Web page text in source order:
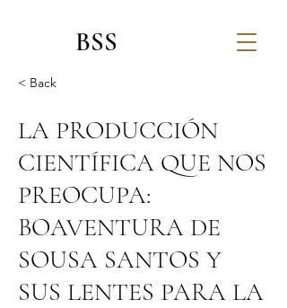
BSS
< Back
LA PRODUCCIÓN
CIENTÍFICA QUE NOS
PREOCUPA:
BOAVENTURA DE
SOUSA SANTOS Y
SUS LENTES PARA LA